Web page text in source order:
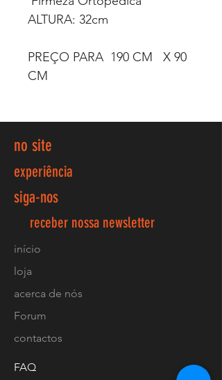
ALTURA: 32cm
PREÇO PARA 190 CM X 90
CM
no site
experiência
siga-nos
receber nossa newsletter
início
loja
acerca de nós
Forum
contactos
FAQ